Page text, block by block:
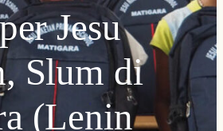
Jesu
Slum di
(Lenin